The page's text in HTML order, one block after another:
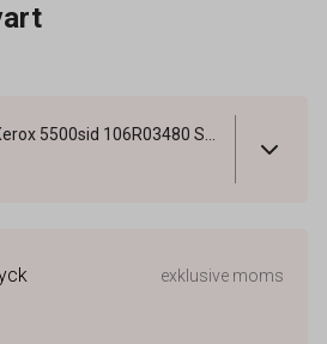
exklusive moms